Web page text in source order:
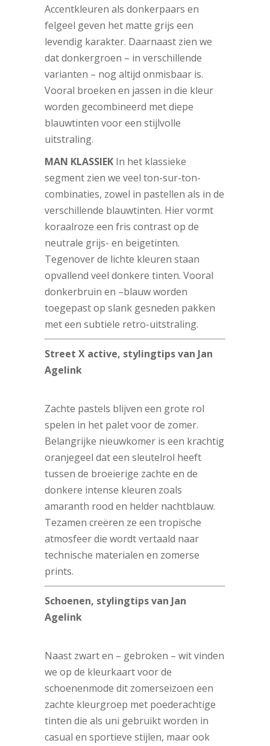
Accentkleuren als donkerpaars en
felgeel geven het matte grijs een
levendig karakter. Daarnaast zien we
dat donkergroen – in verschillende
varianten – nog altijd onmisbaar is.
Vooral broeken en jassen in die kleur
worden gecombineerd met diepe
blauwtinten voor een stijlvolle
uitstraling.
MAN KLASSIEK In het klassieke
segment zien we veel ton-sur-ton-
combinaties, zowel in pastellen als in de
verschillende blauwtinten. Hier vormt
koraalroze een fris contrast op de
neutrale grijs- en beigetinten.
Tegenover de lichte kleuren staan
opvallend veel donkere tinten. Vooral
donkerbruin en –blauw worden
toegepast op slank gesneden pakken
met een subtiele retro-uitstraling.
Street X active, stylingtips van Jan
Agelink
Zachte pastels blijven een grote rol
spelen in het palet voor de zomer.
Belangrijke nieuwkomer is een krachtig
oranjegeel dat een sleutelrol heeft
tussen de broeierige zachte en de
donkere intense kleuren zoals
amaranth rood en helder nachtblauw.
Tezamen creëren ze een tropische
atmosfeer die wordt vertaald naar
technische materialen en zomerse
prints.
Schoenen, stylingtips van Jan
Agelink
Naast zwart en – gebroken – wit vinden
we op de kleurkaart voor de
schoenenmode dit zomerseizoen een
zachte kleurgroep met poederachtige
tinten die als uni gebruikt worden in
casual en sportieve stijlen, maar ook